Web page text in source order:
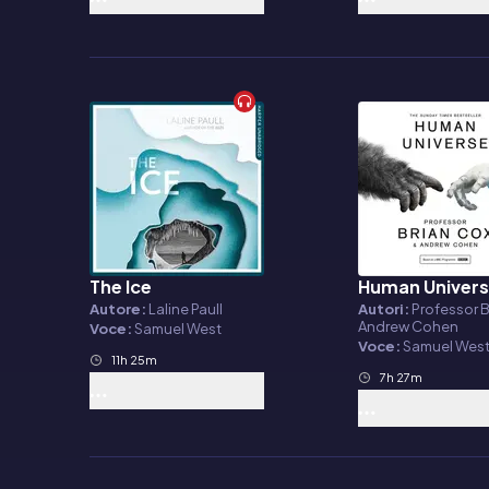
Audiolibro
The Ice
Autore: Laline Paull
Voce:Samuel West
11h 25m
Audiolibro
Human
Autori: Professor
Andrew Cohen
Voce:Samuel West
7h 27m